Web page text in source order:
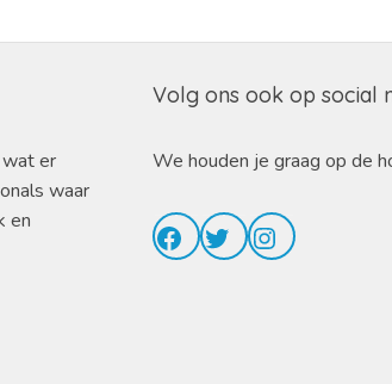
er
waar
en
Volg ons ook op social
We houden je graag op de
Facebook
TwitterInstagram